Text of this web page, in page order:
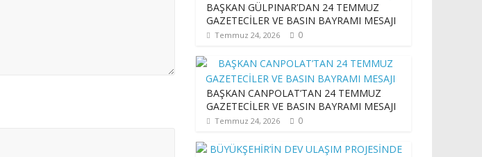
BAŞKAN GÜLPINAR’DAN 24 TEMMUZ
GAZETECİLER VE BASIN BAYRAMI MESAJI
Temmuz 24, 2026 0
BAŞKAN CANPOLAT’TAN 24 TEMMUZ
GAZETECİLER VE BASIN BAYRAMI MESAJI
Temmuz 24, 2026 0